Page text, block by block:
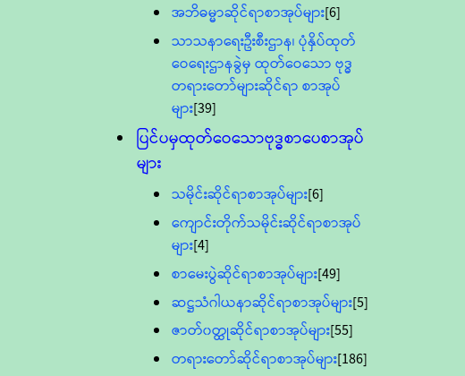
အဘိဓမ္မာဆိုင်ရာစာအုပ်များ[6]
သာသနာရေးဦးစီးဌာန၊ ပုံနှိပ်ထုတ်
ဝေရေးဌာနခွဲမှ ထုတ်ဝေသော ဗုဒ္ဓ
တရားတော်များဆိုင်ရာ စာအုပ်
များ[39]
ပြင်ပမှထုတ်ဝေသောဗုဒ္ဓစာပေစာအုပ်
များ
သမိုင်းဆိုင်ရာစာအုပ်များ[6]
ကျောင်းတိုက်သမိုင်းဆိုင်ရာစာအုပ်
များ[4]
စာမေးပွဲဆိုင်ရာစာအုပ်များ[49]
ဆဋ္ဌသံဂါယနာဆိုင်ရာစာအုပ်များ[5]
ဇာတ်၀တ္ထုဆိုင်ရာစာအုပ်များ[55]
တရားတော်ဆိုင်ရာစာအုပ်များ[186]